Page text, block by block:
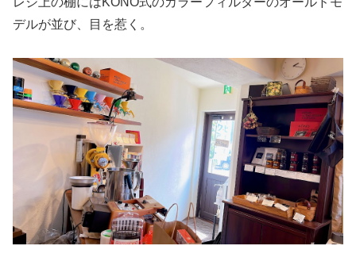
デルが並び、目を惹く。